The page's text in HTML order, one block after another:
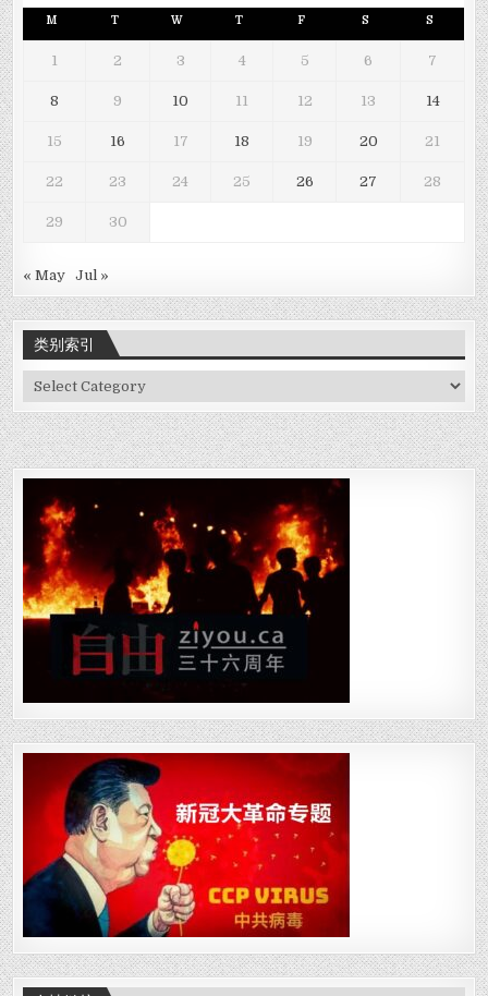
M T W T F S S
1 2 3 4 5 6 7
8 9 10 11 12 13 14
15 16 17 18 19 20 21
22 23 24 25 26 27 28
29 30
« May Jul »
类别索引
类
索
引